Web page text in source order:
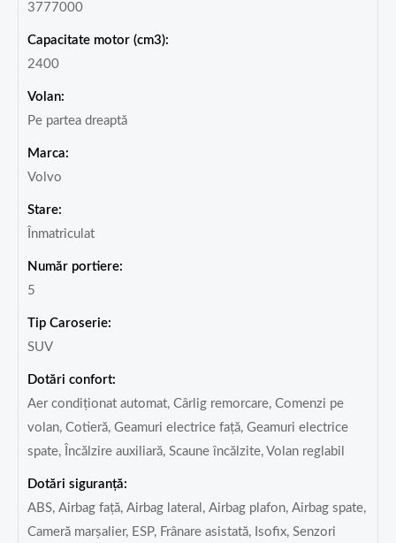
3777000
Capacitate motor (cm3):
2400
Volan:
Pe partea dreaptă
Marca:
Volvo
Stare:
Înmatriculat
Număr portiere:
5
Tip Caroserie:
SUV
Dotări confort:
Aer condiționat automat, Cârlig remorcare, Comenzi pe
volan, Cotieră, Geamuri electrice față, Geamuri electrice
spate, Încălzire auxiliară, Scaune încălzite, Volan reglabil
Dotări siguranță:
ABS, Airbag față, Airbag lateral, Airbag plafon, Airbag spate,
Cameră marșalier, ESP, Frânare asistată, Isofix, Senzori